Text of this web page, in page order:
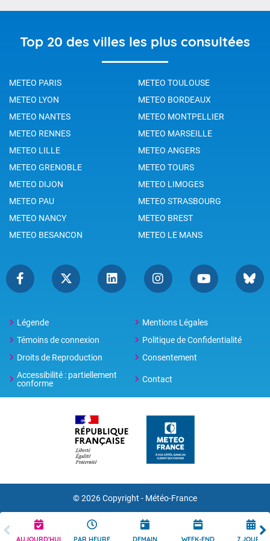
AUJOURD'HUI PAR HEURE DEMAIN WEEK-END 7 JOURS
Top 20 des villes les plus consultées
METEO PARIS
METEO TOULOUSE
METEO LYON
METEO BORDEAUX
METEO NANTES
METEO MONTPELLIER
METEO RENNES
METEO MARSEILLE
METEO LILLE
METEO ANGERS
METEO GRENOBLE
METEO TOURS
METEO DIJON
METEO LIMOGES
METEO PAU
METEO STRASBOURG
METEO NANCY
METEO BREST
METEO BESANCON
METEO LE MANS
Légende
Mentions Légales
Témoins de connexion
Politique de Confidentialité
Droits de Reproduction
Consentement
Accessibilité : partiellement
conforme
Contact
© 2026 Copyright - Météo-France